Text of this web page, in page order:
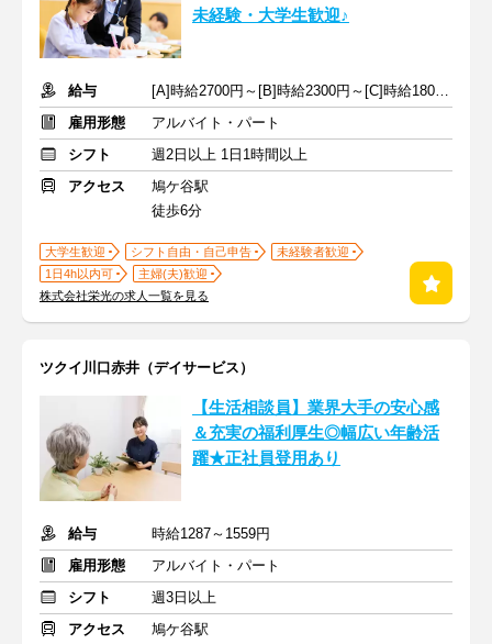
未経験・大学生歓迎♪
給与
[A]時給2700円～[B]時給2300円～[C]時給1800円～ ※手当含む
雇用形態
アルバイト・パート
シフト
週2日以上 1日1時間以上
アクセス
鳩ケ谷駅
徒歩6分
大学生歓迎 シフト自由・自己申告
未経験者歓迎
1日4h以内可
主婦(夫)歓迎
株式会社栄光の求人一覧を見る
ツクイ川口赤井（デイサービス）
【生活相談員】業界大手の安心感
＆充実の福利厚生◎幅広い年齢活
躍★正社員登用あり
給与
時給1287～1559円
雇用形態
アルバイト・パート
シフト
週3日以上
アクセス
鳩ケ谷駅